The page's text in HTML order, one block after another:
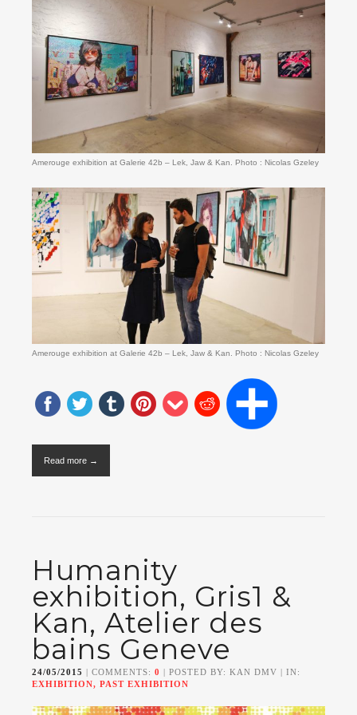
Amerouge exhibition at Galerie 42b – Lek, Jaw & Kan. Photo : Nicolas Gzeley
Amerouge exhibition at Galerie 42b – Lek, Jaw & Kan. Photo : Nicolas Gzeley
Read more →
Humanity
exhibition, Gris1 &
Kan, Atelier des
bains Geneve
24/05/2015 | COMMENTS: 0
| POSTED BY: KAN DMV | IN:
EXHIBITION, PAST EXHIBITION